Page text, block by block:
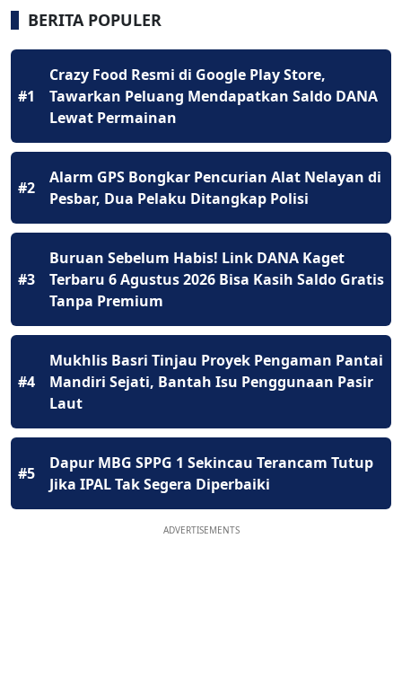
BERITA POPULER
#1
Crazy Food Resmi di Google Play Store,
Tawarkan Peluang Mendapatkan Saldo DANA
Lewat Permainan
#2
Alarm GPS Bongkar Pencurian Alat Nelayan di
Pesbar, Dua Pelaku Ditangkap Polisi
#3
Buruan Sebelum Habis! Link DANA Kaget
Terbaru 6 Agustus 2026 Bisa Kasih Saldo Gratis
Tanpa Premium
#4
Mukhlis Basri Tinjau Proyek Pengaman Pantai
Mandiri Sejati, Bantah Isu Penggunaan Pasir
Laut
#5
Dapur MBG SPPG 1 Sekincau Terancam Tutup
Jika IPAL Tak Segera Diperbaiki
ADVERTISEMENTS